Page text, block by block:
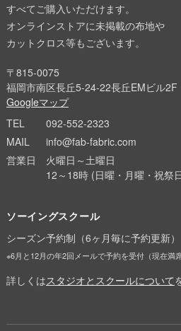
すべてご購入いただけます。
オンラインストアに未掲載の布地や
カットクロス等もございます。
〒815-0075
福岡市南区長丘5-24-22長丘EMビル2F
Googleマップ
TEL
092-552-2323
MAIL
info@fab-fabric.com
営業日
火曜日～土曜日
12～18時 (日曜・月曜・祝祭
ソーイングスクール
シーズン予約制（6ヶ月毎に予約更新）
※6月と12月の年2回メールで予約を受付（現在満席
詳しくはスタジオとスクールについて